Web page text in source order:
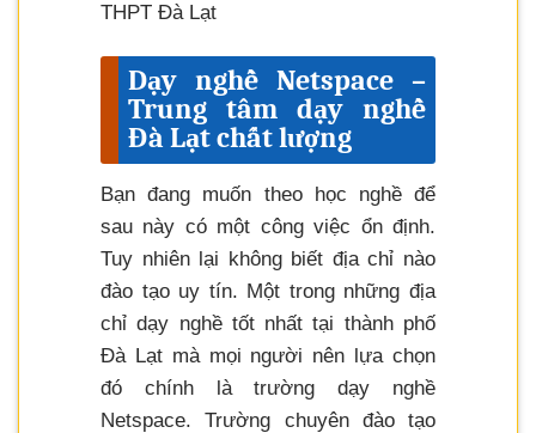
THPT Đà Lạt
Dạy nghề Netspace –
Trung tâm dạy nghề
Đà Lạt chất lượng
Bạn đang muốn theo học nghề để
sau này có một công việc ổn định.
Tuy nhiên lại không biết địa chỉ nào
đào tạo uy tín. Một trong những địa
chỉ dạy nghề tốt nhất tại thành phố
Đà Lạt mà mọi người nên lựa chọn
đó chính là trường dạy nghề
Netspace. Trường chuyên đào tạo